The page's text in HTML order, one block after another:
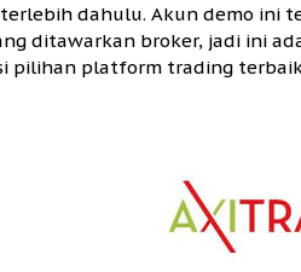
dahulu. Akun demo ini
ditawarkan broker, jadi ini
pilihan platform trading